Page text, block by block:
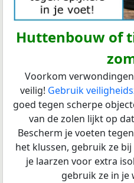
Huttenbouw of
Voorkom
veilig! Gebruik
goed tegen scherpe
van de zolen lijkt op
Bescherm je voeten
het klussen, gebruik ze
je laarzen voor extra
gebruik ze in je